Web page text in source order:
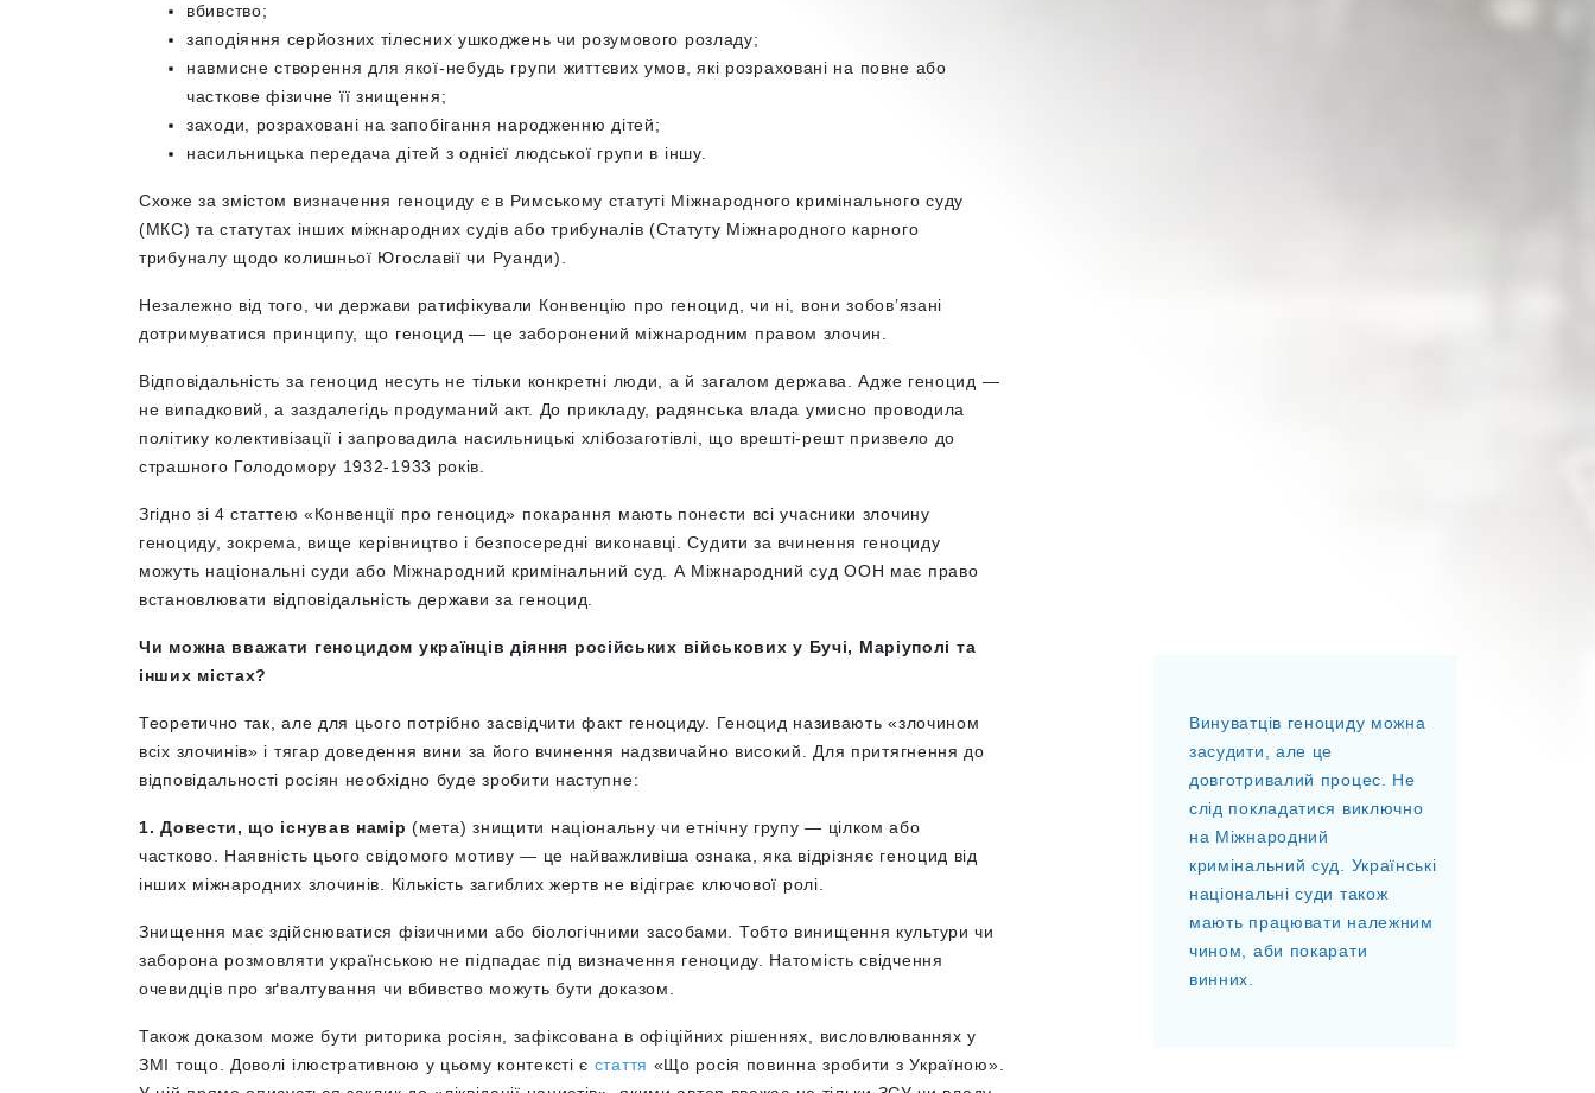
вбивство;
заподіяння серйозних тілесних ушкоджень чи розумового розладу;
навмисне створення для якої-небудь групи життєвих умов, які розраховані на повне або
часткове фізичне її знищення;
заходи, розраховані на запобігання народженню дітей;
насильницька передача дітей з однієї людської групи в іншу.
Схоже за змістом визначення геноциду є в Римському статуті Міжнародного кримінального суду
(МКС)та статутах інших міжнародних судів або трибуналів (Статуту Міжнародного карного
трибуналу щодо колишньої Югославії чи Руанди).
Незалежно від того, чи держави ратифікували Конвенцію про геноцид, чи ні, вони зобов’язані
дотримуватися принципу, що геноцид — це заборонений міжнародним правом злочин.
Відповідальність за геноцид несуть не тільки конкретні люди, а й загалом держава. Адже геноцид —
не випадковий, а заздалегідь продуманий акт. До прикладу, радянська влада умисно проводила
політику колективізації і запровадила насильницькі хлібозаготівлі, що врешті-решт призвело до
страшного Голодомору 1932-1933 років.
Згідно зі 4 статтею «Конвенції про геноцид» покарання мають понести всі учасники злочину
геноциду, зокрема, вище керівництво і безпосередні виконавці. Судити за вчинення геноциду
можуть національні суди або Міжнародний кримінальний суд. А Міжнародний суд ООН має право
встановлювати відповідальність держави за геноцид.
Чи можна вважати геноцидом українців діяння російських військових у Бучі, Маріуполі та
інших містах?
Теоретично так, але для цього потрібно засвідчити факт геноциду. Геноцид називають «злочином
всіх злочинів» і тягар доведення вини за його вчинення надзвичайно високий. Для притягнення до
відповідальності росіян необхідно буде зробити наступне:
1. Довести, що існував намір(мета) знищити національну чи етнічну групу — цілком або
частково. Наявність цього свідомого мотиву — це найважливіша ознака, яка відрізняє геноцид від
інших міжнародних злочинів. Кількість загиблих жертв не відіграє ключової ролі.
Знищення має здійснюватися фізичними або біологічними засобами. Тобто винищення культури чи
заборона розмовляти українською не підпадає під визначення геноциду. Натомість свідчення
очевидців про зґвалтування чи вбивство можуть бути доказом.
Також доказом може бути риторика росіян, зафіксована в офіційних рішеннях, висловлюваннях у
ЗМІ тощо. Доволі ілюстративною у цьому контексті є стаття «Що росія повинна зробити з Україною»
Винуватців геноциду можна
засудити, але це
довготривалий процес. Не
слід покладатися виключно
на Міжнародний
кримінальний суд. Українські
національні суди також
мають працювати належним
чином, аби покарати
винних.